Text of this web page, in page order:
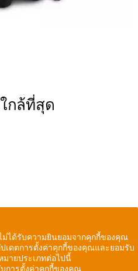
กล้ที่สุด
ม่ได้รับความยินยอมจากคุกกี้ของคุณ
เดตการตั้งค่าคุกกี้ของคุณและยอมรับ
ายประเภทต่อไปนี้
การตั้งค่าคุกกี้ของคุณ